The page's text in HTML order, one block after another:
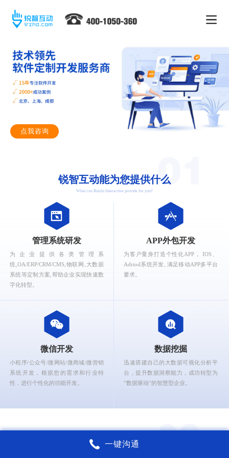
点我咨询
锐智互动能为您提供什么
What can Ruizhi Interactive provide for you?
管理系统研发
为企业提供各类管理系
统,OA/ERP/CRM/CMS,物联网,大数据
系统等定制方案,帮助企业实现快速数
字化转型。
APP外包开发
为客户量身打造个性化APP， IOS、
Adriod系统开发, 满足移动APP多平台
要求。
微信开发
小程序/公众号/微网站/微商城/微营销
系统开发，根据您的需求和行业特
性，进行个性化的功能开发。
数据挖掘
迅速搭建自己的大数据可视化分析平
台，提升数据洞察能力，成功转型为
“数据驱动”的智慧型企业。
锐智互动核心能力
一键沟通